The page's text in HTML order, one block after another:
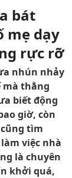
bát
mẹ dạy
rực rỡ
nhún nhảy
mà thằng
biết động
giờ, còn
tìm
việc nhà
là chuyên
khởi quá,